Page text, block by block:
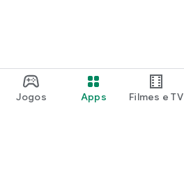
Jogos Apps Filmes e TV